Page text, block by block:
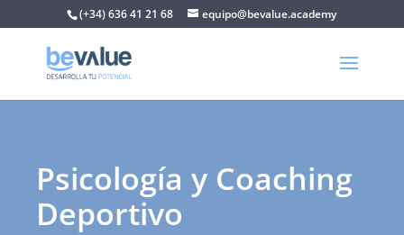
(+34) 636 41 21 68 equipo@bevalue.academy
Psicología y Coaching
Deportivo